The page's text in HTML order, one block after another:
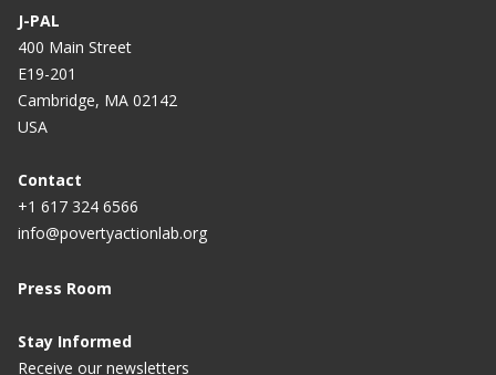
J-PAL
400 Main Street
E19-201
Cambridge, MA 02142
USA
Contact
+1 617 324 6566
info@povertyactionlab.org
Press Room
Stay Informed
Receive our newsletters